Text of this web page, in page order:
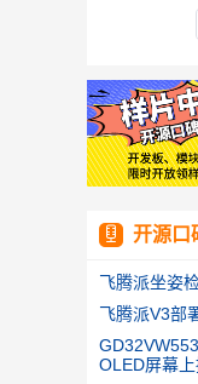
开源口
飞腾派坐姿
飞腾派V3部
OLED屏幕